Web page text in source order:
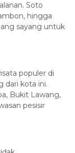
Soto
hingga
sayang untuk
populer di
dari kota ini.
Bukit Lawang,
pesisir